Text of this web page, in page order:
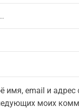
имя, email и адрес
моих